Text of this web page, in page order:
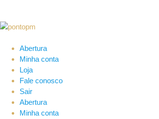
Abertura
Minha conta
Loja
Fale conosco
Sair
Abertura
Minha conta